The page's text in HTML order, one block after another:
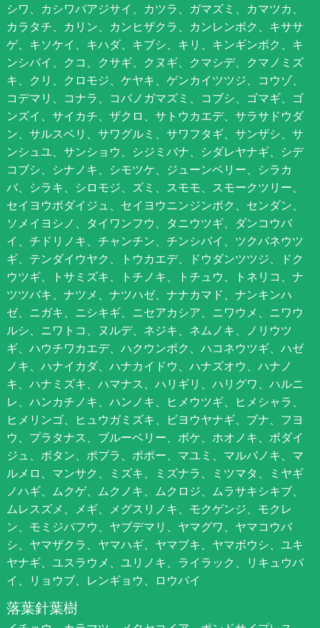
シワ、カシワバアジサイ、カツラ、ガマズミ、カマツカ、
カラタチ、カリン、カンヒザクラ、カンレンボク、キササ
ゲ、キソケイ、キハダ、キブシ、キリ、キンギンボク、キ
ンシバイ、クコ、クサギ、クヌギ、クマシデ、クマノミズ
キ、クリ、クロモジ、ケヤキ、ゲンカイツツジ、コウゾ、
コデマリ、コナラ、コバノガマズミ、コブシ、ゴマギ、ゴ
ンズイ、サイカチ、ザクロ、サトウカエデ、サラサドウダ
ン、サルスベリ、サワグルミ、サワフタギ、サンザシ、サ
ンシュユ、サンショウ、シジミバナ、シダレヤナギ、シデ
コブシ、シナノキ、シモツケ、ジューンベリー、シラカ
バ、シラキ、シロモジ、ズミ、スモモ、スモークツリー、
セイヨウボダイジュ、セイヨウニンジンボク、センダン、
ソメイヨシノ、タイワンフウ、タニウツギ、ダンコウバ
イ、チドリノキ、チャンチン、チンシバイ、ツクバネウツ
ギ、テンダイウヤク、トウカエデ、ドウダンツツジ、ドク
ウツギ、トサミズキ、トチノキ、トチュウ、トネリコ、ナ
ツツバキ、ナツメ、ナツハゼ、ナナカマド、ナンキンハ
ゼ、ニガキ、ニシキギ、ニセアカシア、ニワウメ、ニワウ
ルシ、ニワトコ、ヌルデ、ネジキ、ネムノキ、ノリウツ
ギ、ハウチワカエデ、ハクウンボク、ハコネウツギ、ハゼ
ノキ、ハナイカダ、ハナカイドウ、ハナズオウ、ハナノ
キ、ハナミズキ、ハマナス、ハリギリ、ハリグワ、ハルニ
レ、ハンカチノキ、ハンノキ、ヒメウツギ、ヒメシャラ、
ヒメリンゴ、ヒュウガミズキ、ビヨウヤナギ、ブナ、フヨ
ウ、プラタナス、ブルーベリー、ボケ、ホオノキ、ボダイ
ジュ、ボタン、ポプラ、ポポー、マユミ、マルバノキ、マ
ルメロ、マンサク、ミズキ、ミズナラ、ミツマタ、ミヤギ
ノハギ、ムクゲ、ムクノキ、ムクロジ、ムラサキシキブ、
ムレスズメ、メギ、メグスリノキ、モクゲンジ、モクレ
ン、モミジバフウ、ヤブデマリ、ヤマグワ、ヤマコウバ
シ、ヤマザクラ、ヤマハギ、ヤマブキ、ヤマボウシ、ユキ
ヤナギ、ユスラウメ、ユリノキ、ライラック、リキュウバ
イ、リョウブ、レンギョウ、ロウバイ
落葉針葉樹